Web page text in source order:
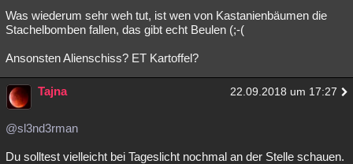
Was wiederum sehr weh tut, ist wen von Kastanienbäumen die
Stachelbomben fallen, das gibt echt Beulen (;-(
Ansonsten Alienschiss? ET Kartoffel?
Tajna 22.09.2018 um 17:27
@sl3nd3rman
Du solltest vielleicht bei Tageslicht nochmal an der Stelle schauen.